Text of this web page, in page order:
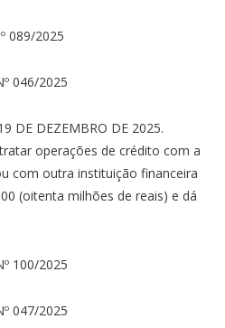
089/2025
046/2025
DE DEZEMBRO DE 2025.
operações de crédito com a
com outra instituição financeira
(oitenta milhões de reais) e dá
100/2025
047/2025